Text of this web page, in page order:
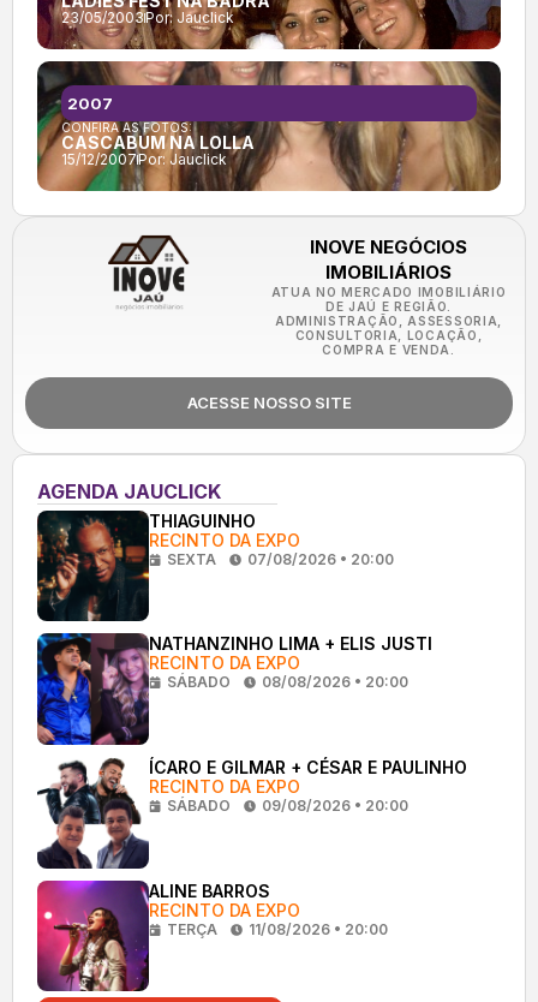
23/05/2003Por: Jauclick
CONFIRA AS FOTOS:
CASCABUM NA LOLLA
15/12/2007Por: Jauclick
2007
INOVE NEGÓCIOS
IMOBILIÁRIOS
ATUA NO MERCADO IMOBILIÁRIO
DE JAÚ E REGIÃO.
ADMINISTRAÇÃO, ASSESSORIA,
CONSULTORIA, LOCAÇÃO,
COMPRA E VENDA.
ACESSE NOSSO SITE
AGENDA JAUCLICK
THIAGUINHO
RECINTO DA EXPO
SEXTA 07/08/2026 • 20:00
NATHANZINHO LIMA + ELIS JUSTI
RECINTO DA EXPO
SÁBADO 08/08/2026 • 20:00
ÍCARO E GILMAR + CÉSAR E PAULINHO
RECINTO DA EXPO
SÁBADO 09/08/2026 • 20:00
ALINE BARROS
RECINTO DA EXPO
TERÇA 11/08/2026 • 20:00